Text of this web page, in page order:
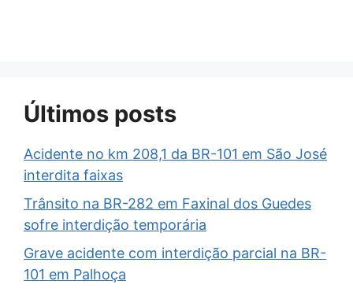
Últimos posts
Acidente no km 208,1 da BR-101 em São José
interdita faixas
Trânsito na BR-282 em Faxinal dos Guedes
sofre interdição temporária
Grave acidente com interdição parcial na BR-
101 em Palhoça